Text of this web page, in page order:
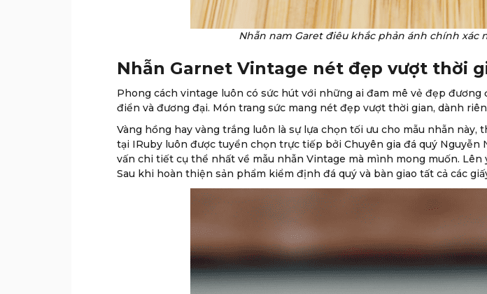
Nhẫn nam Garet điêu khắc phản ánh chính xác
Nhẫn Garnet Vintage nét đẹp vượt thời
Phong cách vintage luôn có sức hút với những ai đam mê vẻ đẹp
điển và đương đại. Món trang sức mang nét đẹp vượt thời gian, dành
Vàng hồng hay vàng trắng luôn là sự lựa chọn tối ưu cho mẫu nhẫn
tại IRuby luôn được tuyển chọn trực tiếp bởi Chuyên gia đá quý Nguyễn
vấn chi tiết cụ thể nhất về mẫu nhẫn Vintage mà mình mong muốn.
Sau khi hoàn thiện sản phẩm kiểm định đá quý và bàn giao tất cả các